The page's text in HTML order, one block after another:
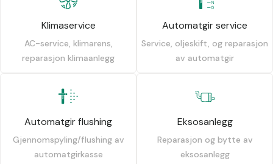
Klimaservice
AC-service, klimarens,
reparasjon klimaanlegg
Automatgir service
Service, oljeskift, og reparasjon
av automatgir
Automatgir flushing
Gjennomspyling/flushing av
automatgirkasse
Eksosanlegg
Reparasjon og bytte av
eksosanlegg